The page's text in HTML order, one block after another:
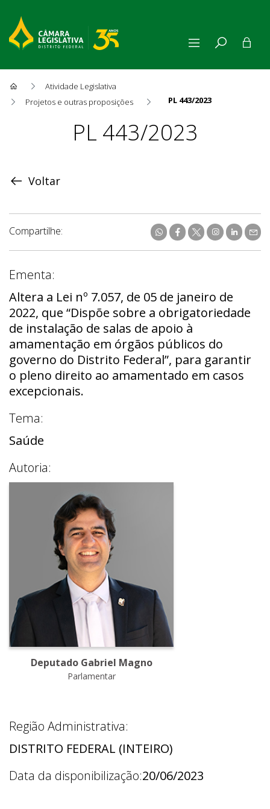
Atividade Legislativa
Projetos e outras proposições
PL 443/2023
ProposiçãoPL 443/2023
Voltar
Compartilhe:
Ementa:
Altera a Lei nº 7.057, de 05 de janeiro de
2022, que “Dispõe sobre a obrigatoriedade
de instalação de salas de apoio à
amamentação em órgãos públicos do
governo do Distrito Federal”, para garantir
o pleno direito ao amamentado em casos
excepcionais.
Tema:
Saúde
Autoria:
Deputado Gabriel Magno
Parlamentar
Região Administrativa:
DISTRITO FEDERAL (INTEIRO)
Data da disponibilização:20/06/2023